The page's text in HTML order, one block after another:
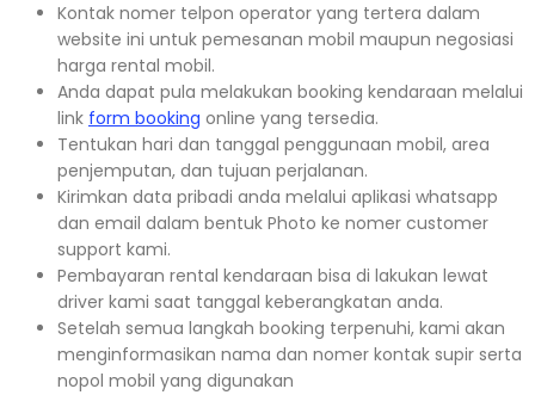
Kontak nomer telpon operator yang tertera dalam
website ini untuk pemesanan mobil maupun negosiasi
harga rental mobil.
Anda dapat pula melakukan booking kendaraan melalui
link form booking online yang tersedia.
Tentukan hari dan tanggal penggunaan mobil, area
penjemputan, dan tujuan perjalanan.
Kirimkan data pribadi anda melalui aplikasi whatsapp
dan email dalam bentuk Photo ke nomer customer
support kami.
Pembayaran rental kendaraan bisa di lakukan lewat
driver kami saat tanggal keberangkatan anda.
Setelah semua langkah booking terpenuhi, kami akan
menginformasikan nama dan nomer kontak supir serta
nopol mobil yang digunakan